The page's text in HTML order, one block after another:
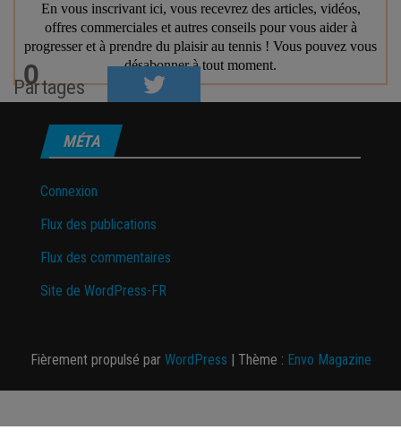
0
Partages
MÉTA
Connexion
Flux des publications
Flux des commentaires
Site de WordPress-FR
Fièrement propulsé par WordPress Thème : Envo Magazine